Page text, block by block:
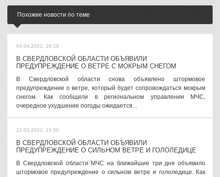
Похожие новости по теме
04.04.2022, 16:19
В СВЕРДЛОВСКОЙ ОБЛАСТИ ОБЪЯВИЛИ
ПРЕДУПРЕЖДЕНИЕ О ВЕТРЕ С МОКРЫМ СНЕГОМ
В Свердловской области снова объявлено штормовое
предупреждение о ветре, который будет сопровождаться мокрым
снегом. Как сообщили в региональном управлении МЧС,
очередное ухудшение погоды ожидается...
21.03.2022, 15:50
В СВЕРДЛОВСКОЙ ОБЛАСТИ ОБЪЯВИЛИ
ПРЕДУПРЕЖДЕНИЕ О СИЛЬНОМ ВЕТРЕ И ГОЛОЛЕДИЦЕ
В Свердловской области МЧС на ближайшие три дня объявило
штормовое предупреждение о сильном ветре и гололедице. Как